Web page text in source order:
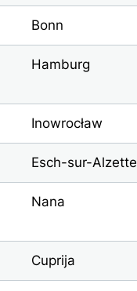
Bonn
Hamburg
Inowrocław
Esch-sur-Alzette
Nana
Cuprija